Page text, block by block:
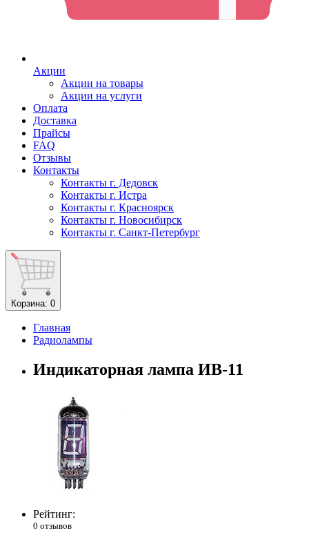
Акции
Акции на товары
Акции на услуги
Оплата
Доставка
Прайсы
FAQ
Отзывы
Контакты
Контакты г. Дедовск
Контакты г. Истра
Контакты г. Красноярск
Контакты г. Новосибирск
Контакты г. Санкт-Петербург
Корзина: 0
Главная
Радиолампы
Индикаторная лампа ИВ-11
Рейтинг:
0 отзывов